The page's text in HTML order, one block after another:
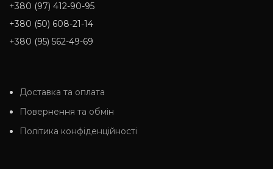
+380 (97) 412-90-95
+380 (50) 608-21-14
+380 (95) 562-49-69
Доставка та оплата
Повернення та обмін
Політика конфіденційності